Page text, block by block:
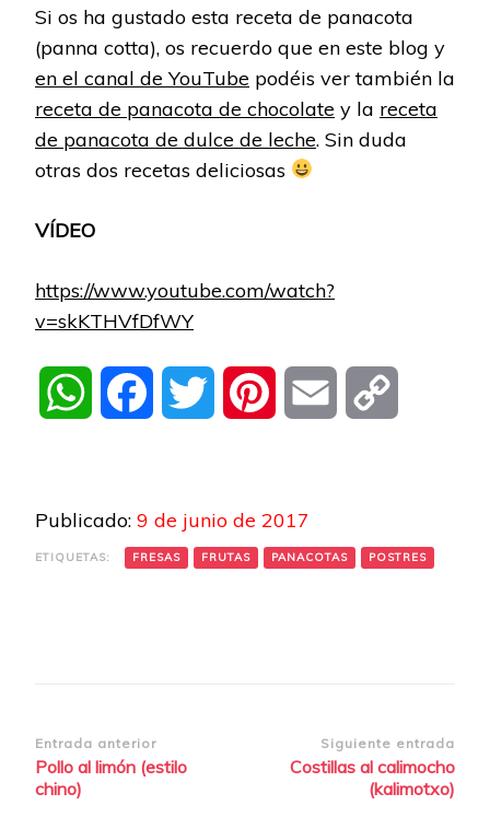
Si os ha gustado esta receta de panacota
(panna cotta), os recuerdo que en este blog y
en el canal de YouTube podéis ver también la
receta de panacota de chocolate y la receta
de panacota de dulce de leche. Sin duda
otras dos recetas deliciosas
VÍDEO
https://www.youtube.com/watch?
v=skKTHVfDfWY
WhatsAppFacebook Twitter Pinterest Email
Publicado: 9 de junio de 2017
ETIQUETAS: FRESAS FRUTAS PANACOTAS POSTRES
Navegación
de
Entrada anterior
Pollo al limón (estilo
chino)
Siguiente entrada
Costillas al calimocho
(kalimotxo)